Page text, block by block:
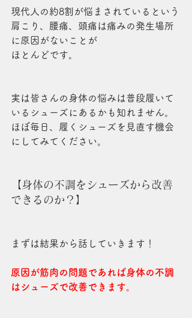
現代人の約8割が悩まされているという
肩こり、腰痛、頭痛は痛みの発生場所
に原因がないことが
ほとんどです。
実は皆さんの身体の悩みは普段履いて
いるシューズにあるかも知れません。
ほぼ毎日、履くシューズを見直す機会
にしてみてください。
【身体の不調をシューズから改善
できるのか？】
まずは結果から話していきます！
原因が筋肉の問題であれば身体の不調
はシューズで改善できます。